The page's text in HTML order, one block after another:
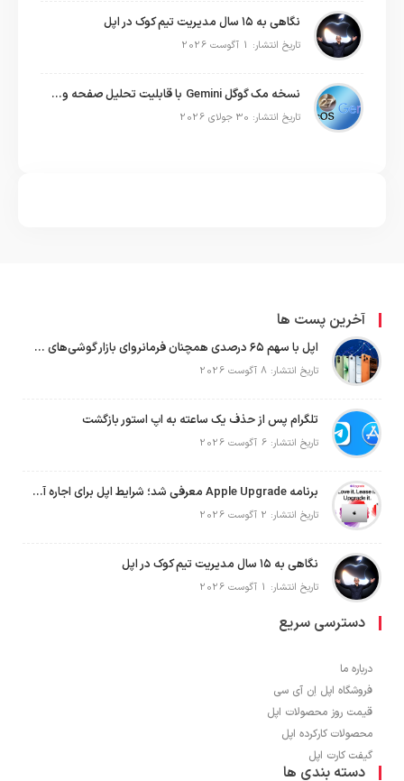
نگاهی به ۱۵ سال مدیریت تیم کوک در اپل
تاریخ انتشار: 1 آگوست 2026
نسخه مک گوگل Gemini با قابلیت تحلیل صفحه و دستورات صوتی در به‌روزرسانی جدید
تاریخ انتشار: 30 جولای 2026
آخرین پست ها
اپل با سهم ۶۵ درصدی همچنان فرمانروای بازار گوشی‌های پریمیوم جهان است
تاریخ انتشار: 8 آگوست 2026
تلگرام پس از حذف یک ساعته به اپ استور بازگشت
تاریخ انتشار: 6 آگوست 2026
برنامه Apple Upgrade معرفی شد؛ شرایط اپل برای اجاره آیفون، آیپد، مک و اپل واچ
تاریخ انتشار: 2 آگوست 2026
نگاهی به ۱۵ سال مدیریت تیم کوک در اپل
تاریخ انتشار: 1 آگوست 2026
دسترسی سریع
درباره ما
فروشگاه اپل اِن آی سی
قیمت روز محصولات اپل
محصولات کارکرده اپل
گیفت کارت اپل
دسته بندی ها